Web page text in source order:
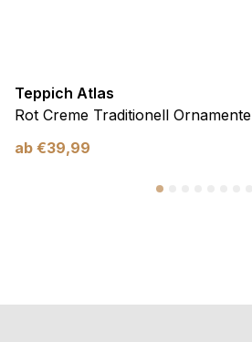
Teppich Atlas
Rot Creme Traditionell Ornamente
ab €39,99